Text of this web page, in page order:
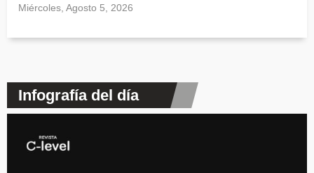
Miércoles, Agosto 5, 2026
Infografía del día